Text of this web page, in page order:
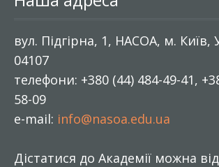
вул. Підгірна, 1, НАСОА, м. Київ,
04107
телефони: +380 (44) 484-49-41,
58-09
e-mail: info@nasoa.edu.ua
Дістатися до Академії можна від